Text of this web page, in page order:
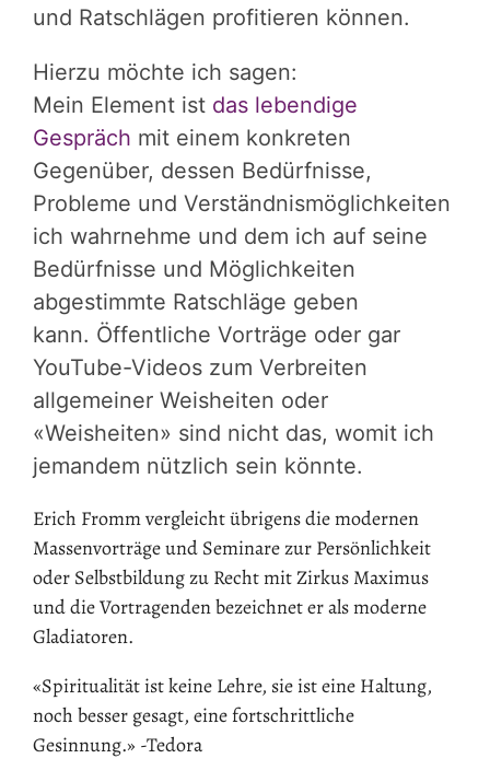
und Ratschlägen profitieren können.
Hierzu möchte ich sagen:
Mein Element ist das lebendige
Gespräch mit einem konkreten
Gegenüber, dessen Bedürfnisse,
Probleme und Verständnismöglichkeiten
ich wahrnehme und dem ich auf seine
Bedürfnisse und Möglichkeiten
abgestimmte Ratschläge geben
kann. Öffentliche Vorträge oder gar
YouTube-Videos zum Verbreiten
allgemeiner Weisheiten oder
«Weisheiten» sind nicht das, womit ich
jemandem nützlich sein könnte.
Erich Fromm vergleicht übrigens die modernen
Massenvorträge und Seminare zur Persönlichkeit
oder Selbstbildung zu Recht mit Zirkus Maximus
und die Vortragenden bezeichnet er als moderne
Gladiatoren.
«Spiritualität ist keine Lehre, sie ist eine Haltung,
noch besser gesagt, eine fortschrittliche
Gesinnung.» -Tedora